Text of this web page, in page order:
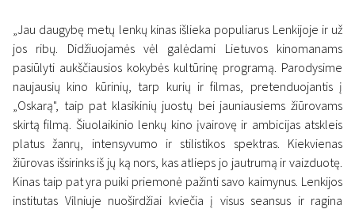
„Jau daugybę metų lenkų kinas išlieka populiarus Lenkijoje ir už
jos ribų. Didžiuojamės vėl galėdami Lietuvos kinomanams
pasiūlyti aukščiausios kokybės kultūrinę programą. Parodysime
naujausių kino kūrinių, tarp kurių ir filmas, pretenduojantis į
„Oskarą", taip pat klasikinių juostų bei jauniausiems žiūrovams
skirtą filmą. Šiuolaikinio lenkų kino įvairovę ir ambicijas atskleis
platus žanrų, intensyvumo ir stilistikos spektras. Kiekvienas
žiūrovas išsirinks iš jų ką nors, kas atlieps jo jautrumą ir vaizduotę.
Kinas taip pat yra puiki priemonė pažinti savo kaimynus. Lenkijos
institutas Vilniuje nuoširdžiai kviečia į visus seansus ir ragina